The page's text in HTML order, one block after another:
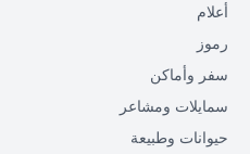
أعلام
رموز
سفر وأماكن
سمايلات ومشاعر
حيوانات وطبيعة